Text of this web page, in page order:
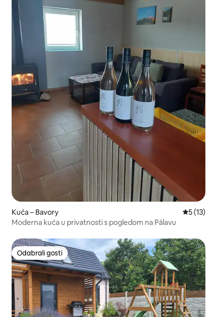
Kuća – Bavory Prosječna
5 (13)
Moderna kuća u privatnosti s pogledom na Pálavu
Odabrali gosti
Odabrali gosti